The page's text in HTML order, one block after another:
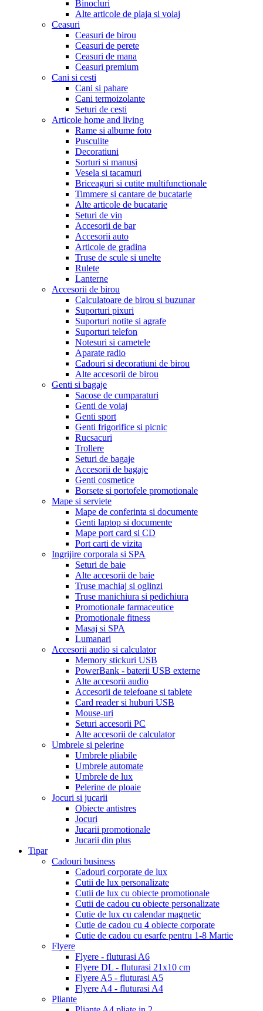
Binocluri
Alte articole de plaja si voiaj
Ceasuri
Ceasuri de birou
Ceasuri de perete
Ceasuri de mana
Ceasuri premium
Cani si cesti
Cani si pahare
Cani termoizolante
Seturi de cesti
Articole home and living
Rame si albume foto
Pusculite
Decoratiuni
Sorturi si manusi
Vesela si tacamuri
Briceaguri si cutite multifunctionale
Timmere si cantare de bucatarie
Alte articole de bucatarie
Seturi de vin
Accesorii de bar
Accesorii auto
Articole de gradina
Truse de scule si unelte
Rulete
Lanterne
Accesorii de birou
Calculatoare de birou si buzunar
Suporturi pixuri
Suporturi notite si agrafe
Suporturi telefon
Notesuri si carnetele
Aparate radio
Cadouri si decoratiuni de birou
Alte accesorii de birou
Genti si bagaje
Sacose de cumparaturi
Genti de voiaj
Genti sport
Genti frigorifice si picnic
Rucsacuri
Trollere
Seturi de bagaje
Accesorii de bagaje
Genti cosmetice
Borsete si portofele promotionale
Mape si serviete
Mape de conferinta si documente
Genti laptop si documente
Mape port card si CD
Port carti de vizita
Ingrijire corporala si SPA
Seturi de baie
Alte accesorii de baie
Truse machiaj si oglinzi
Truse manichiura si pedichiura
Promotionale farmaceutice
Promotionale fitness
Masaj si SPA
Lumanari
Accesorii audio si calculator
Memory stickuri USB
PowerBank - baterii USB externe
Alte accesorii audio
Accesorii de telefoane si tablete
Card reader si huburi USB
Mouse-uri
Seturi accesorii PC
Alte accesorii de calculator
Umbrele si pelerine
Umbrele pliabile
Umbrele automate
Umbrele de lux
Pelerine de ploaie
Jocuri si jucarii
Obiecte antistres
Jocuri
Jucarii promotionale
Jucarii din plus
Tipar
Cadouri business
Cadouri corporate de lux
Cutii de lux personalizate
Cutii de lux cu obiecte promotionale
Cutii de cadou cu obiecte personalizate
Cutie de lux cu calendar magnetic
Cutie de cadou cu 4 obiecte corporate
Cutie de cadou cu esarfe pentru 1-8 Martie
Flyere
Flyere - fluturasi A6
Flyere DL - fluturasi 21x10 cm
Flyere A5 - fluturasi A5
Flyere A4 - fluturasi A4
Pliante